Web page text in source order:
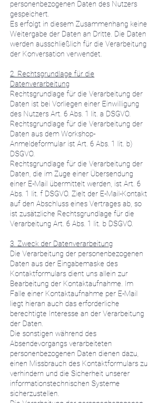
personenbezogenen Daten des Nutzers
gespeichert.
Es erfolgt in diesem Zusammenhang keine
Weitergabe der Daten an Dritte. Die Daten
werden ausschließlich für die Verarbeitung
der Konversation verwendet.
2. Rechtsgrundlage für die
Datenverarbeitung
Rechtsgrundlage für die Verarbeitung der
Daten ist bei Vorliegen einer Einwilligung
des Nutzers Art. 6 Abs. 1 lit. a DSGVO.
Rechtsgrundlage für die Verarbeitung der
Daten aus dem Workshop-
Anmeldeformular ist Art. 6 Abs. 1 lit. b)
DSGVO.
Rechtsgrundlage für die Verarbeitung der
Daten, die im Zuge einer Übersendung
einer E-Mail übermittelt werden, ist Art. 6
Abs. 1 lit. f DSGVO. Zielt der E-Mail-Kontakt
auf den Abschluss eines Vertrages ab, so
ist zusätzliche Rechtsgrundlage für die
Verarbeitung Art. 6 Abs. 1 lit. b DSGVO.
3. Zweck der Datenverarbeitung
Die Verarbeitung der personenbezogenen
Daten aus der Eingabemaske des
Kontaktformulars dient uns allein zur
Bearbeitung der Kontaktaufnahme. Im
Falle einer Kontaktaufnahme per E-Mail
liegt hieran auch das erforderliche
berechtigte Interesse an der Verarbeitung
der Daten.
Die sonstigen während des
Absendevorgangs verarbeiteten
personenbezogenen Daten dienen dazu,
einen Missbrauch des Kontaktformulars zu
verhindern und die Sicherheit unserer
informationstechnischen Systeme
sicherzustellen.